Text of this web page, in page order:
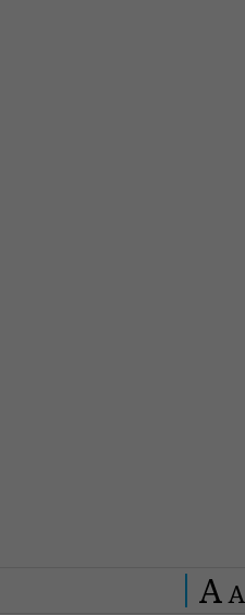
A A